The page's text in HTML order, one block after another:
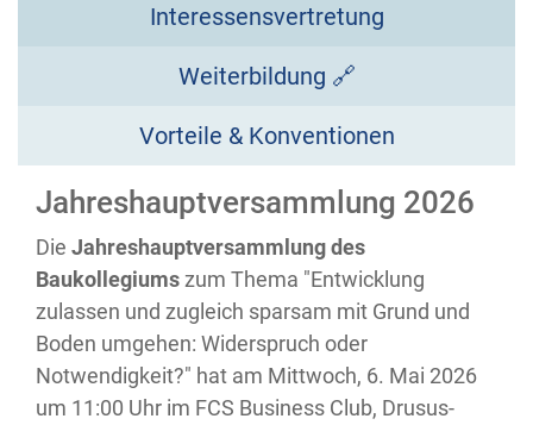
Interessensvertretung
Weiterbildung 🔗
Vorteile & Konventionen
Jahreshauptversammlung 2026
Die Jahreshauptversammlung des
Baukollegiums zum Thema "Entwicklung
zulassen und zugleich sparsam mit Grund und
Boden umgehen: Widerspruch oder
Notwendigkeit?" hat am Mittwoch, 6. Mai 2026
um 11:00 Uhr im FCS Business Club, Drusus-